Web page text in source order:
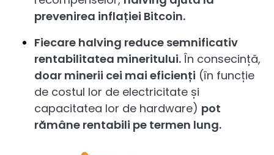
prevenirea inflației Bitcoin.
Fiecare halving reduce semnificativ
rentabilitatea mineritului. În consecință,
doar minerii cei mai eficienți (în funcție
de costul lor de electricitate și
capacitatea lor de hardware) pot
rămâne rentabili pe termen lung.